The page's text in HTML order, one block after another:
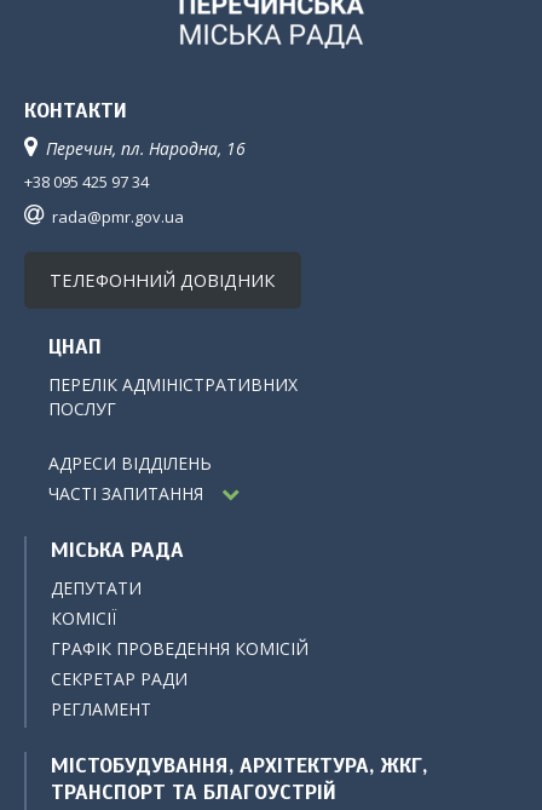
КОНТАКТИ
Перечин, пл. Народна, 16
+38 095 425 97 34
rada@pmr.gov.ua
ТЕЛЕФОННИЙ ДОВІДНИК
ЦНАП
ПЕРЕЛІК АДМІНІСТРАТИВНИХ
ПОСЛУГ
АДРЕСИ ВІДДІЛЕНЬ
ЧАСТІ ЗАПИТАННЯ
МІСЬКА РАДА
ДЕПУТАТИ
КОМІСІЇ
ГРАФІК ПРОВЕДЕННЯ КОМІСІЙ
СЕКРЕТАР РАДИ
РЕГЛАМЕНТ
МІСТОБУДУВАННЯ, АРХІТЕКТУРА, ЖКГ,
ТРАНСПОРТ ТА БЛАГОУСТРІЙ